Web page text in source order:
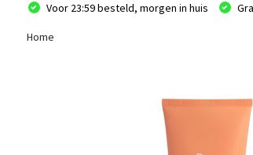
Voor 23:59 besteld, morgen in huis
Home